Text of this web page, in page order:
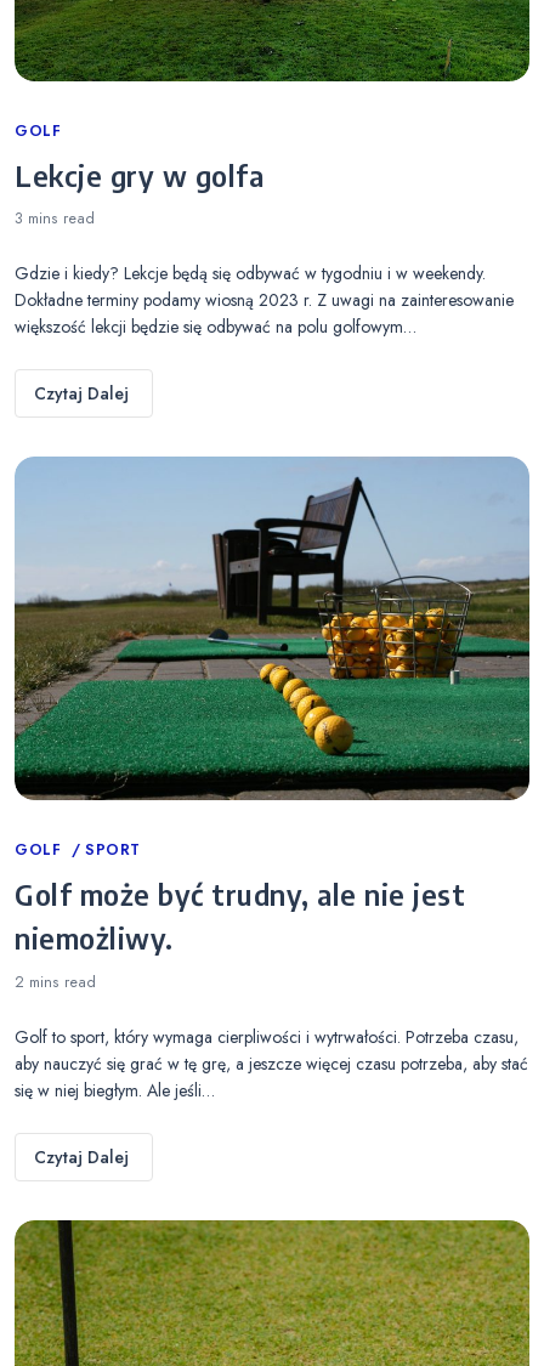
Categories
GOLF
Lekcje gry w golfa
3 mins read
Gdzie i kiedy? Lekcje będą się odbywać w tygodniu i w weekendy.
Dokładne terminy podamy wiosną 2023 r. Z uwagi na zainteresowanie
większość lekcji będzie się odbywać na polu golfowym…
Czytaj Dalej
Categories
GOLF SPORT
Golf może być trudny, ale nie jest
niemożliwy.
2 mins read
Golf to sport, który wymaga cierpliwości i wytrwałości. Potrzeba czasu,
aby nauczyć się grać w tę grę, a jeszcze więcej czasu potrzeba, aby stać
się w niej biegłym. Ale jeśli…
Czytaj Dalej